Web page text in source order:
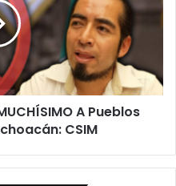
A Pueblos
CSIM